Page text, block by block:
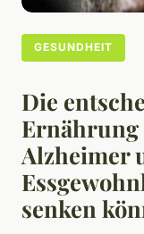
GESUNDHEIT
Die
Ernährung
Alzheimer
senken